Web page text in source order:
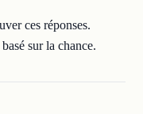
ces réponses.
sur la chance.